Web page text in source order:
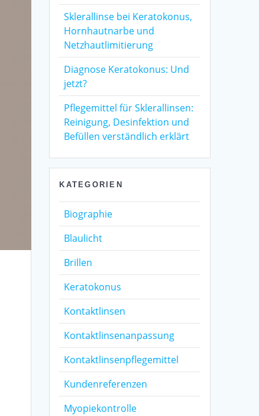
Sklerallinse bei Keratokonus,
Hornhautnarbe und
Netzhautlimitierung
Diagnose Keratokonus: Und
jetzt?
Pflegemittel für Sklerallinsen:
Reinigung, Desinfektion und
Befüllen verständlich erklärt
KATEGORIEN
Biographie
Blaulicht
Brillen
Keratokonus
Kontaktlinsen
Kontaktlinsenanpassung
Kontaktlinsenpflegemittel
Kundenreferenzen
Myopiekontrolle